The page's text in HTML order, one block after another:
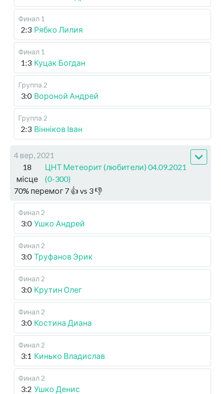
Финал 1
2:3 Рябко Лилия
Финал 1
1:3 Куцак Богдан
Группа 2
3:0 Вороной Андрей
Группа 2
2:3 Вінніков Іван
4 вер, 2021
18
місце
ЦНТ Метеорит (любители) 04.09.2021
(0-300)
70% перемог 7 👍 vs 3👎
Финал 2
3:0 Ушко Андрей
Финал 2
3:0 Труфанов Эрик
Финал 2
3:0 Крутин Олег
Финал 2
3:0 Костина Диана
Финал 2
3:1 Кинько Владислав
Финал 2
3:2 Ушко Денис